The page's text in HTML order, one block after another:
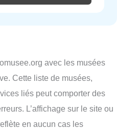
avec les musées
Cette liste de musées,
liés peut comporter des
L’affichage sur le site ou
en aucun cas les